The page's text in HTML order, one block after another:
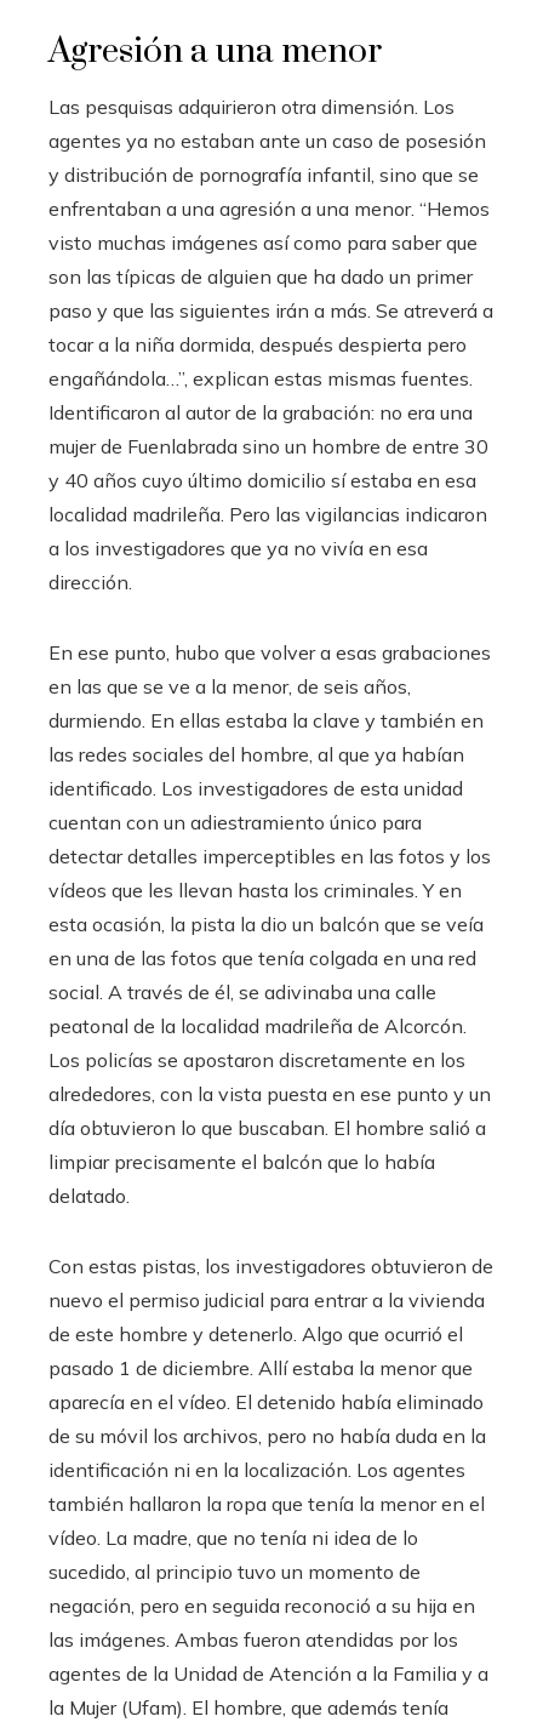
Agresión a una menor
Las pesquisas adquirieron otra dimensión. Los
agentes ya no estaban ante un caso de posesión
y distribución de pornografía infantil, sino que se
enfrentaban a una agresión a una menor. “Hemos
visto muchas imágenes así como para saber que
son las típicas de alguien que ha dado un primer
paso y que las siguientes irán a más. Se atreverá a
tocar a la niña dormida, después despierta pero
engañándola…”, explican estas mismas fuentes.
Identificaron al autor de la grabación: no era una
mujer de Fuenlabrada sino un hombre de entre 30
y 40 años cuyo último domicilio sí estaba en esa
localidad madrileña. Pero las vigilancias indicaron
a los investigadores que ya no vivía en esa
dirección.
En ese punto, hubo que volver a esas grabaciones
en las que se ve a la menor, de seis años,
durmiendo. En ellas estaba la clave y también en
las redes sociales del hombre, al que ya habían
identificado. Los investigadores de esta unidad
cuentan con un adiestramiento único para
detectar detalles imperceptibles en las fotos y los
vídeos que les llevan hasta los criminales. Y en
esta ocasión, la pista la dio un balcón que se veía
en una de las fotos que tenía colgada en una red
social. A través de él, se adivinaba una calle
peatonal de la localidad madrileña de Alcorcón.
Los policías se apostaron discretamente en los
alrededores, con la vista puesta en ese punto y un
día obtuvieron lo que buscaban. El hombre salió a
limpiar precisamente el balcón que lo había
delatado.
Con estas pistas, los investigadores obtuvieron de
nuevo el permiso judicial para entrar a la vivienda
de este hombre y detenerlo. Algo que ocurrió el
pasado 1 de diciembre. Allí estaba la menor que
aparecía en el vídeo. El detenido había eliminado
de su móvil los archivos, pero no había duda en la
identificación ni en la localización. Los agentes
también hallaron la ropa que tenía la menor en el
vídeo. La madre, que no tenía ni idea de lo
sucedido, al principio tuvo un momento de
negación, pero en seguida reconoció a su hija en
las imágenes. Ambas fueron atendidas por los
agentes de la Unidad de Atención a la Familia y a
la Mujer (Ufam). El hombre, que además tenía